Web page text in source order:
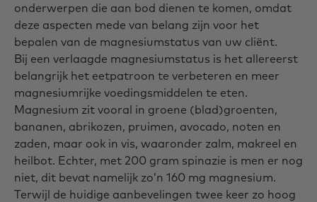
onderwerpen die aan bod dienen te komen, omdat
deze aspecten mede van belang zijn voor het
bepalen van de magnesiumstatus van uw cliënt.
Bij een verlaagde magnesiumstatus is het allereerst
belangrijk het eetpatroon te verbeteren en meer
magnesiumrijke voedingsmiddelen te eten.
Magnesium zit vooral in groene (blad)groenten,
bananen, abrikozen, pruimen, avocado, noten en
zaden, maar ook in vis, waaronder zalm, makreel en
heilbot. Echter, met 200 gram spinazie is men er nog
niet, dit bevat namelijk zo’n 160 mg magnesium.
Terwijl de huidige aanbevelingen twee keer zo hoog